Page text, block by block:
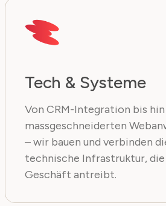
Tech & Systeme
Von CRM-Integration bis hin
massgeschneiderten
– wir bauen und verbinden
technische Infrastruktur,
Geschäft antreibt.